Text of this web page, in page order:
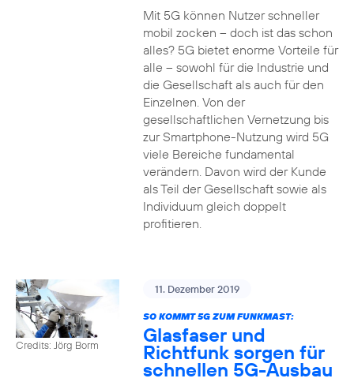
Mit 5G können Nutzer schneller
mobil zocken – doch ist das schon
alles? 5G bietet enorme Vorteile für
alle – sowohl für die Industrie und
die Gesellschaft als auch für den
Einzelnen. Von der
gesellschaftlichen Vernetzung bis
zur Smartphone-Nutzung wird 5G
viele Bereiche fundamental
verändern. Davon wird der Kunde
als Teil der Gesellschaft sowie als
Individuum gleich doppelt
profitieren.
Credits: Jörg Borm
11. Dezember 2019
SO KOMMT 5G ZUM FUNKMAST:
Glasfaser und
Richtfunk sorgen für
schnellen 5G-Ausbau